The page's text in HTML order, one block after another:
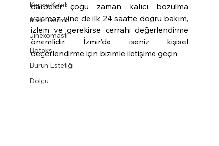
Kepçe Kulak
Karın Germe
Jinekomasti
Botoks
Burun Estetiği
Dolgu
darbeler çoğu zaman kalıcı bozulma
yapmaz; yine de ilk 24 saatte doğru bakım,
izlem ve gerekirse cerrahi değerlendirme
önemlidir. İzmir’de iseniz kişisel
değerlendirme için bizimle iletişime geçin.